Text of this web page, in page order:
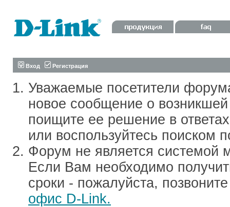
Вход Регистрация
Уважаемые посетители
новое сообщение о
поищите ее решение в
или воспользуйтесь поиском
Форум не является системой
Если Вам необходимо
сроки - пожалуйста,
офис D-Link.